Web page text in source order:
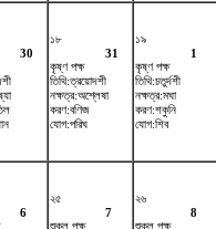
30
১৮
31
কৃষ্ণ পক্ষ
তিথি:ত্রয়োদশী
নক্ষত্র:অশ্লেষা
করণ:বণিজ
যোগ:পরিঘ
১৯
1
কৃষ্ণ পক্ষ
তিথি:চতুর্দশী
নক্ষত্র:মঘা
করণ:শকুনি
যোগ:শিব
6
২৫
7
শুক্ল পক্ষ
২৬
8
শুক্ল পক্ষ